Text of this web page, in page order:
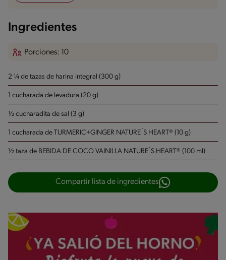
Ingredientes
Porciones: 10
2 ¼ de tazas de harina integral (300 g)
1 cucharada de levadura (20 g)
½ cucharadita de sal (3 g)
1 cucharada de TURMERIC+GINGER NATURE´S HEART® (10 g)
½ taza de BEBIDA DE COCO VAINILLA NATURE´S HEART® (100 ml)
Compartir lista de ingredientes